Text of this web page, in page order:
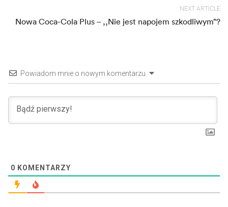
NEXT ARTICLE
Nowa Coca-Cola Plus – ,,Nie jest napojem szkodliwym”?
Powiadom mnie o nowym komentarzu
0 KOMENTARZY